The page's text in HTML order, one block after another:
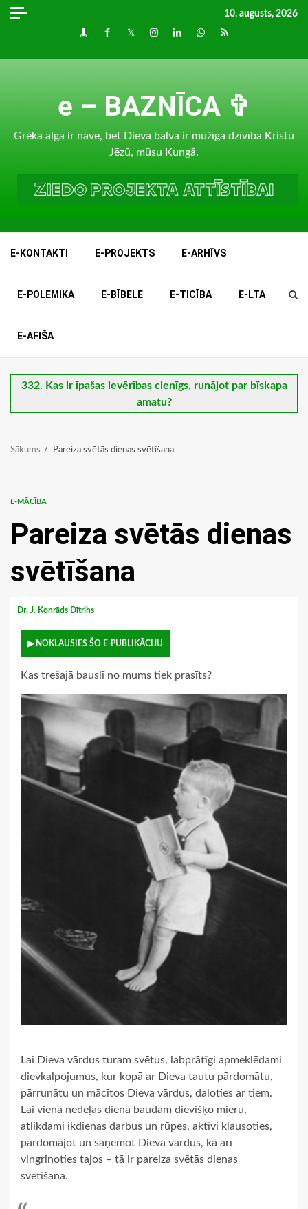
Skip
10. augusts, 2026
DraugiemFacebook
TwitterInstagram
LinkedInwhatsapp
RSS
e – BAZNĪCA ✞
Grēka alga ir nāve, bet Dieva balva ir mūžīga dzīvība Kristū
Jēzū, mūsu Kungā.
E-KONTAKTI E-PROJEKTS E-ARHĪVS
E-POLEMIKA E-BĪBELE E-TICĪBA E-LTA
E-AFIŠA
332. Kas ir īpašas ievērības cienīgs, runājot par bīskapa
amatu?
Sākums Pareiza svētās dienas svētīšana
E-MĀCĪBA
Pareiza svētās dienas
svētīšana
Dr. J. Konrāds Dītrihs
▶ NOKLAUSIES ŠO E-PUBLIKĀCIJU
Kas trešajā bauslī no mums tiek prasīts?
Lai Dieva vārdus turam svētus, labprātīgi apmeklēdami
dievkalpojumus, kur kopā ar Dieva tautu pārdomātu,
pārrunātu un mācītos Dieva vārdus, daloties ar tiem.
Lai vienā nedēļas dienā baudām dievišķo mieru,
atlikdami ikdienas darbus un rūpes, aktīvi klausoties,
pārdomājot un saņemot Dieva vārdus, kā arī
vingrinoties tajos – tā ir pareiza svētās dienas
svētīšana.